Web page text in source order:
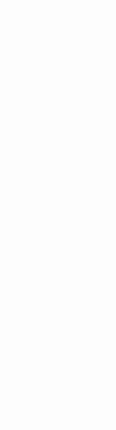
ーゲットに向け
正
ことはできるでし
な絵を描き、